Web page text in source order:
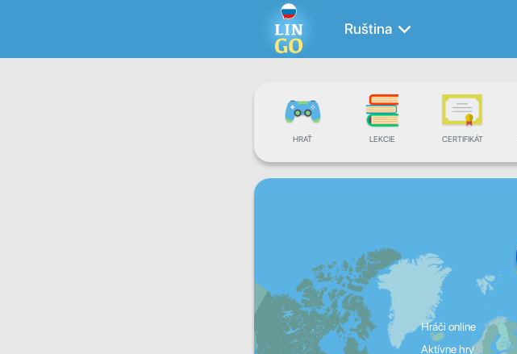
Ruština
HRAŤ LEKCIE CERTIFIKÁT
Hráči online
Aktívne hry